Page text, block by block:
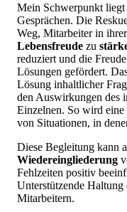
Mein Schwerpunkt
Gesprächen. Die
Weg, Mitarbeiter in ihrer
Lebensfreude zu
reduziert und die
Lösungen gefördert.
Lösung inhaltlicher
den Auswirkungen des
Einzelnen. So wird
von Situationen, in
Diese Begleitung kann
Wiedereingliederung
Fehlzeiten positiv
Unterstützende Haltung
Mitarbeitern.